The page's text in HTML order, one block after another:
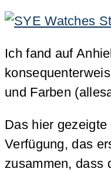
Ich fand auf
und Farben
Das hier
Verfügung, das
zusammen, dass